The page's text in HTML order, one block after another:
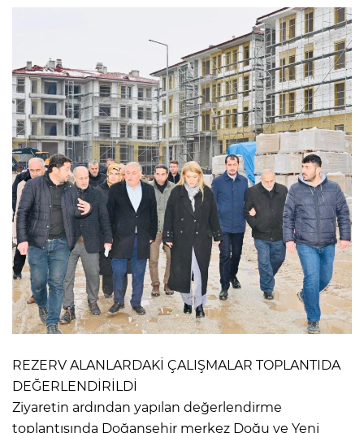
REZERV ALANLARDAKİ ÇALIŞMALAR TOPLANTIDA
DEĞERLENDİRİLDİ
Ziyaretin ardından yapılan değerlendirme
toplantısında Doğanşehir merkez Doğu ve Yeni